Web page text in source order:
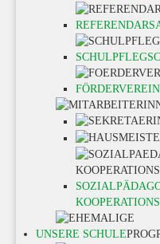
FÖRDERVEREIN
UNSERE SCHULE